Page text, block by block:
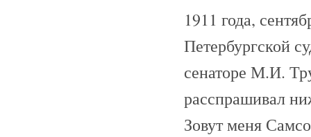
1911 года,
Петербургской
сенаторе М.И.
расспрашивал
Зовут меня